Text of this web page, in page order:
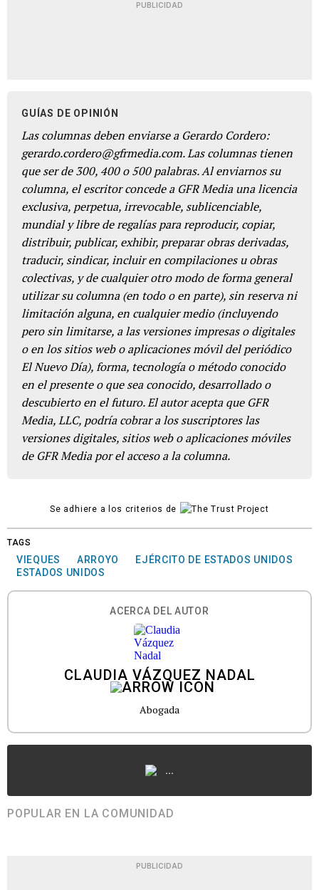
PUBLICIDAD
GUÍAS DE OPINIÓN
Las columnas deben enviarse a Gerardo Cordero:
gerardo.cordero@gfrmedia.com. Las columnas tienen
que ser de 300, 400 o 500 palabras. Al enviarnos su
columna, el escritor concede a GFR Media una licencia
exclusiva, perpetua, irrevocable, sublicenciable,
mundial y libre de regalías para reproducir, copiar,
distribuir, publicar, exhibir, preparar obras derivadas,
traducir, sindicar, incluir en compilaciones u obras
colectivas, y de cualquier otro modo de forma general
utilizar su columna (en todo o en parte), sin reserva ni
limitación alguna, en cualquier medio (incluyendo
pero sin limitarse, a las versiones impresas o digitales
o en los sitios web o aplicaciones móvil del periódico
El Nuevo Día), forma, tecnología o método conocido
en el presente o que sea conocido, desarrollado o
descubierto en el futuro. El autor acepta que GFR
Media, LLC, podría cobrar a los suscriptores las
versiones digitales, sitios web o aplicaciones móviles
de GFR Media por el acceso a la columna.
Se adhiere a los criterios de
TAGS
VIEQUES ARROYO
EJÉRCITO DE ESTADOS UNIDOS
ESTADOS UNIDOS
ACERCA DEL AUTOR
CLAUDIA VÁZQUEZ NADAL
Abogada
...
POPULAR EN LA COMUNIDAD
PUBLICIDAD